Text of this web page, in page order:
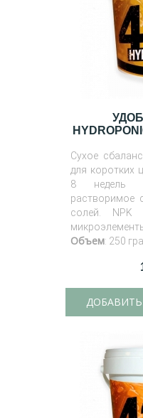
Сухое
для коротких
8 недель
растворимое
солей.
Объем: 250